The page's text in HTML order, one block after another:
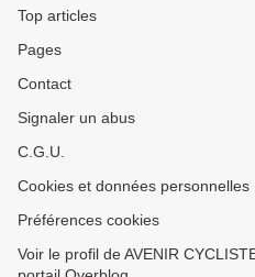
Top articles
Pages
Contact
Signaler un abus
C.G.U.
Cookies et données personnelles
Préférences cookies
Voir le profil de AVENIR